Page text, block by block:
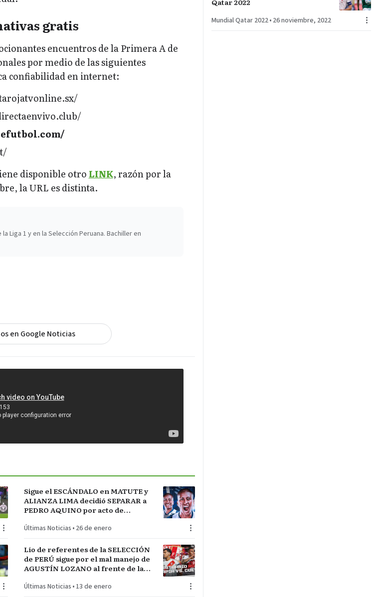
gratis
encuentros de la Primera A de
por medio de las siguientes
confiabilidad en internet:
disponible otro LINK, razón por la
la URL es distinta.
Liga 1 y en la Selección Peruana. Bachiller en
en Google Noticias
Sigue el ESCÁNDALO en MATUTE y
ALIANZA LIMA decidió SEPARAR a
PEDRO AQUINO por acto de
Últimas Noticias • 26 de enero
Lío de referentes de la SELECCIÓN
de PERÚ sigue por el mal manejo de
AGUSTÍN LOZANO al frente de la
Últimas Noticias • 13 de enero
Qatar 2022
Mundial Qatar 2022• 26 noviembre, 2022